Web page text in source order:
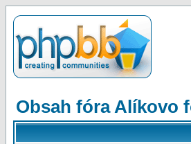
Obsah fóra Alíkovo